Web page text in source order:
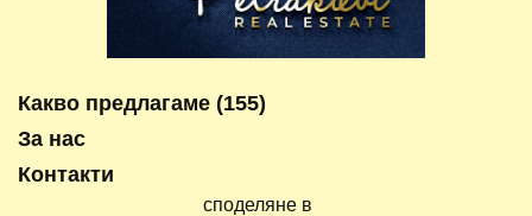
Какво предлагаме (155)
За нас
Контакти
споделяне в